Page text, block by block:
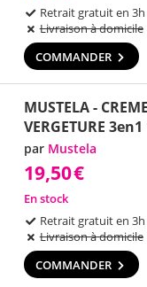
Retrait gratuit en 3h
Livraison à domicile
COMMANDER
MUSTELA -
VERGETURE
par Mustela
19,50€
En stock
Retrait gratuit en 3h
Livraison à domicile
COMMANDER